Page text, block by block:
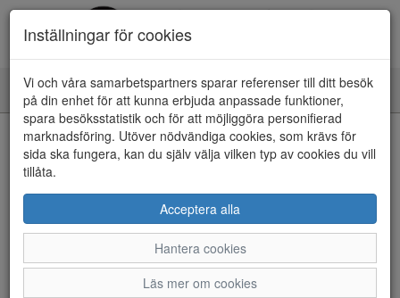
Toggle
navigation
Visa filter
Dolomite (2 artiklar)
Sortera efter:
Inställningar för cookies
Vi och våra samarbetspartners sparar referenser till ditt besök
på din enhet för att kunna erbjuda anpassade funktioner,
spara besöksstatistik och för att möjliggöra personifierad
marknadsföring. Utöver nödvändiga cookies, som krävs för
sida ska fungera, kan du själv välja vilken typ av cookies du vill
tillåta.
Acceptera alla
Hantera cookies
Läs mer om cookies